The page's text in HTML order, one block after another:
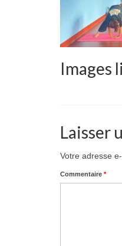
Images
Laisser
Votre adresse
Commentaire *